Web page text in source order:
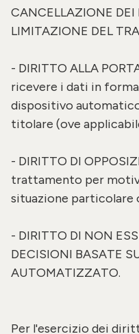
CANCELLAZIONE DEI
LIMITAZIONE DEL
- DIRITTO ALLA
ricevere i dati in
dispositivo
titolare (ove
- DIRITTO DI
trattamento per
situazione particolare
- DIRITTO DI NON
DECISIONI BASATE
AUTOMATIZZATO.
Per l'esercizio dei